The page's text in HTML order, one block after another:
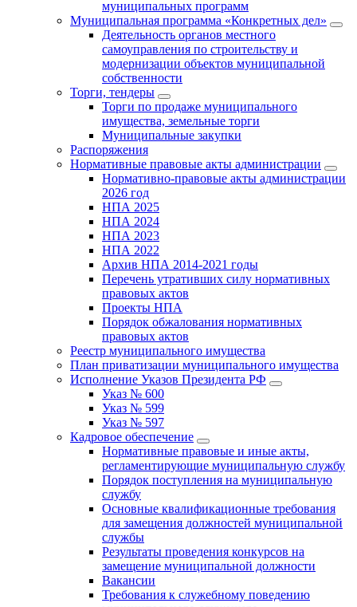
муниципальных программ
Муниципальная программа «Конкретных дел»
Деятельность органов местного
самоуправления по строительству и
модернизации объектов муниципальной
собственности
Торги, тендеры
Торги по продаже муниципального
имущества, земельные торги
Муниципальные закупки
Распоряжения
Нормативные правовые акты администрации
Нормативно-правовые акты администрации
2026 год
НПА 2025
НПА 2024
НПА 2023
НПА 2022
Архив НПА 2014-2021 годы
Перечень утративших силу нормативных
правовых актов
Проекты НПА
Порядок обжалования нормативных
правовых актов
Реестр муниципального имущества
План приватизации муниципального имущества
Исполнение Указов Президента РФ
Указ № 600
Указ № 599
Указ № 597
Кадровое обеспечение
Нормативные правовые и иные акты,
регламентирующие муниципальную службу
Порядок поступления на муниципальную
службу
Основные квалификационные требования
для замещения должностей муниципальной
службы
Результаты проведения конкурсов на
замещение муниципальной должности
Вакансии
Требования к служебному поведению